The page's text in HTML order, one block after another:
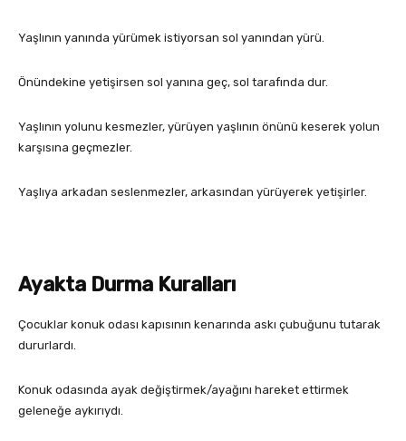
Yaşlının yanında yürümek istiyorsan sol yanından yürü.
Önündekine yetişirsen sol yanına geç, sol tarafında dur.
Yaşlının yolunu kesmezler, yürüyen yaşlının önünü keserek yolun
karşısına geçmezler.
Yaşlıya arkadan seslenmezler, arkasından yürüyerek yetişirler.
Ayakta Durma Kuralları
Çocuklar konuk odası kapısının kenarında askı çubuğunu tutarak
dururlardı.
Konuk odasında ayak değiştirmek/ayağını hareket ettirmek
geleneğe aykırıydı.